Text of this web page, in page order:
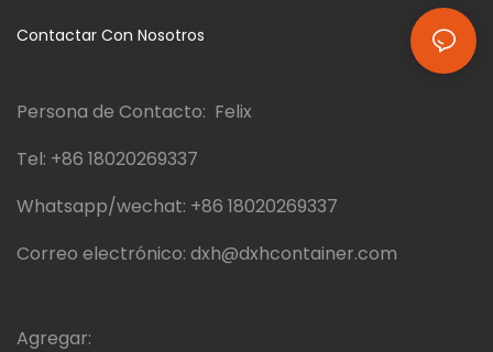
Contactar Con Nosotros
Persona de Contacto: Felix
Tel: +86 18020269337
Whatsapp/wechat: +86 18020269337
Correo electrónico: dxh@dxhcontainer.com
Agregar: